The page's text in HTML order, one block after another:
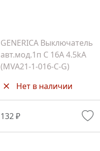
GENERICA Выключатель
авт.мод.1п C 16A 4.5kA
(MVA21-1-016-C-G)
Нет в наличии
132 ₽